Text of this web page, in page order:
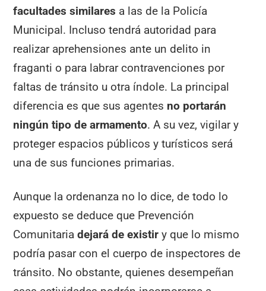
facultades similares a las de la Policía
Municipal. Incluso tendrá autoridad para
realizar aprehensiones ante un delito in
fraganti o para labrar contravenciones por
faltas de tránsito u otra índole. La principal
diferencia es que sus agentes no portarán
ningún tipo de armamento. A su vez, vigilar y
proteger espacios públicos y turísticos será
una de sus funciones primarias.
Aunque la ordenanza no lo dice, de todo lo
expuesto se deduce que Prevención
Comunitariadejará de existir y que lo mismo
podría pasar con el cuerpo de inspectores de
tránsito. No obstante, quienes desempeñan